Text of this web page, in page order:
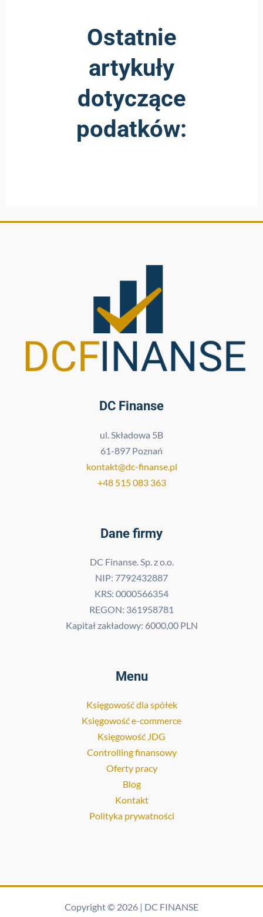
Ostatnie
artykuły
dotyczące
podatków:
DC Finanse
ul. Składowa 5B
61-897 Poznań
kontakt@dc-finanse.pl
+48 515 083 363
Dane firmy
DC Finanse. Sp. z o.o.
NIP: 7792432887
KRS: 0000566354
REGON: 361958781
Kapitał zakładowy: 6000,00 PLN
Menu
Księgowość dla spółek
Księgowość e-commerce
Księgowość JDG
Controlling finansowy
Oferty pracy
Blog
Kontakt
Polityka prywatności
Copyright © 2026 | DC FINANSE